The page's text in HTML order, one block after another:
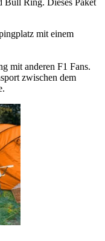
mit einem
mit anderen F1 Fans.
zwischen dem